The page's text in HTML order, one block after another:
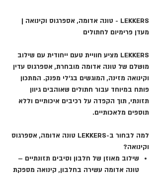
LEKKERS - טונה אדומה, אספרגוס וקינואה |
מעדן פרימיום לחתולים
LEKKERS מציע חוויית טעם ייחודית עם שילוב
מושלם של טונה אדומה מובחרת, אספרגוס עדין
וקינואה מזינה, המוגשים בג'לי מפנק. המתכון
פותח במיוחד עבור חתולים שאוהבים גיוון
תזונתי, תוך הקפדה על רכיבים איכותיים וללא
תוספים מלאכותיים.
למה לבחור ב-LEKKERS טונה אדומה, אספרגוס
וקינואה?
שילוב מאוזן של חלבון וסיבים תזונתיים –
טונה אדומה עשירה בחלבון, קינואה מספקת